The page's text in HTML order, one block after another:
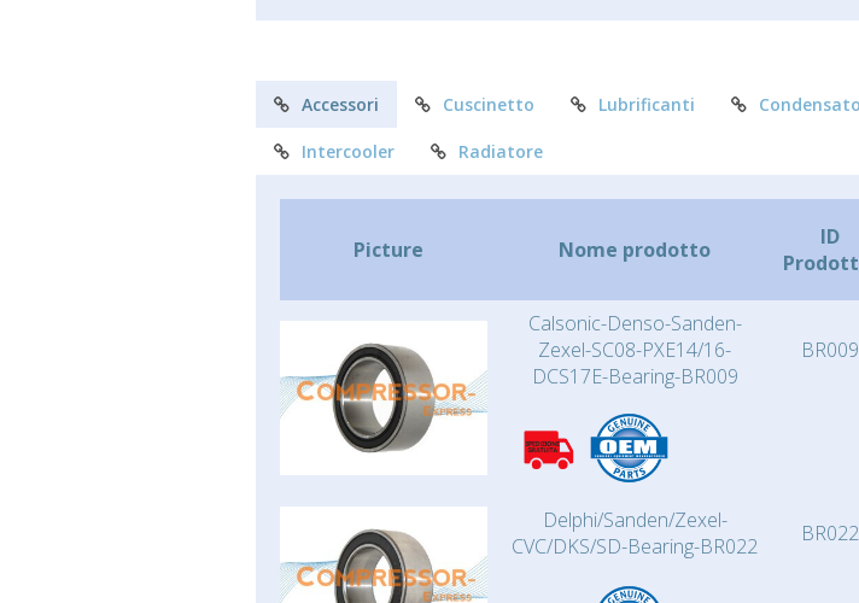
Accessori Cuscinetto Lubrificanti
Intercooler Radiatore
Picture Nome prodotto
ID
Calsonic-Denso-Sanden-
Zexel-SC08-PXE14/16-
DCS17E-Bearing-BR009
BR009
Delphi/Sanden/Zexel-
CVC/DKS/SD-Bearing-BR022
BR022